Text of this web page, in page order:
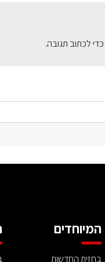
כדי לכתוב תגובה.
המיוחדים
בחזית החדשות